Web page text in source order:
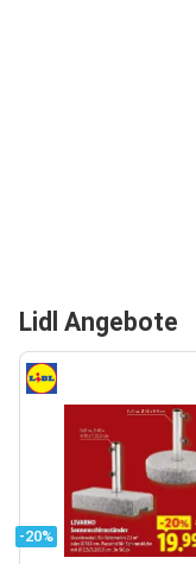
Lidl Angebote
-20%